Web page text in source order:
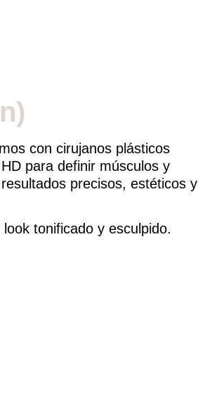
con cirujanos plásticos
para definir músculos y
precisos, estéticos y
tonificado y esculpido.